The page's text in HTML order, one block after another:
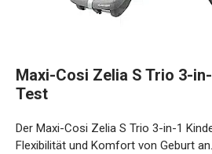
Maxi-Cosi Zelia S Trio 3-
Test
Der Maxi-Cosi Zelia S Trio 3-in-1
Flexibilität und Komfort von Geburt